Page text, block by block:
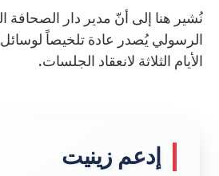
نُشير هنا إلى أنّ مدير دار الصحافة
الرسولي يُصدر عادة تلخيصاً لوسائل
الأيام الثلاثة لانعقاد الجلسات.
إدعم زينيت